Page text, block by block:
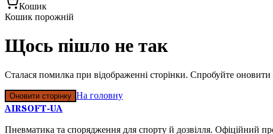
Кошик
Кошик порожній
Щось пішло не так
Сталася помилка при відображенні сторінки. Спробуйте
Оновити сторінку На головну
AIRSOFT-UA
Пневматика та спорядження для спорту й дозвілля. Офіційний